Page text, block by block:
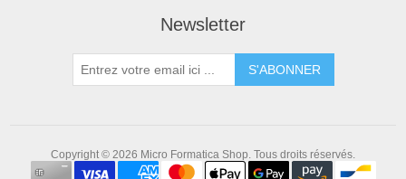
Newsletter
S'ABONNER
Copyright © 2026 Micro Formatica Shop. Tous droits réservés.